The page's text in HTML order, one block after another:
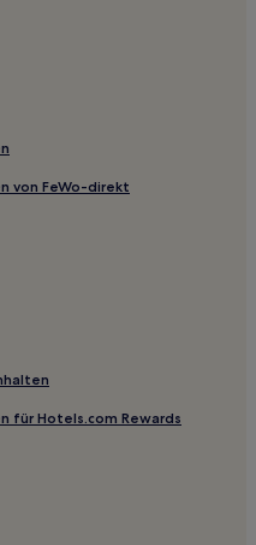
von FeWo-direkt
für Hotels.com Rewards